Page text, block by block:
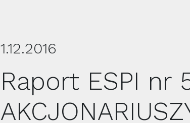
Raport ESPI nr
1.12.2016